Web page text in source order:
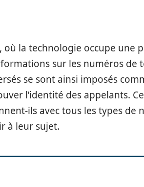
la technologie occupe une
sur les numéros de
se sont ainsi imposés
l’identité des appelants.
ils avec tous les types de
à leur sujet.